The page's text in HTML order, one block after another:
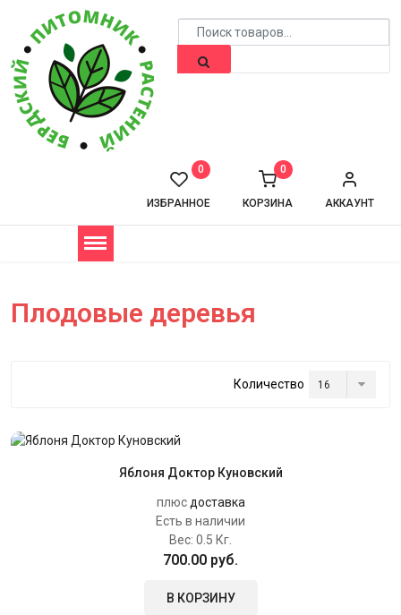
АККАУНТ
КОРЗИНА
0
ИЗБРАННОЕ
0
Плодовые деревья
Количество
Яблоня Доктор Куновский
плюс доставка
Есть в наличии
Вес: 0.5 Кг.
700.00 руб.
В КОРЗИНУ